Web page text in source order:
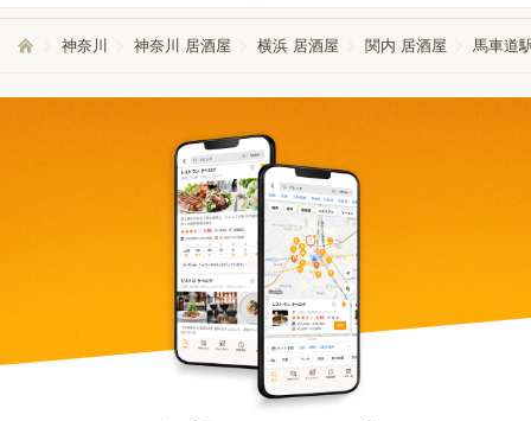
神奈川 神奈川 居酒屋 横浜 居酒屋 関内 居酒屋 馬車道